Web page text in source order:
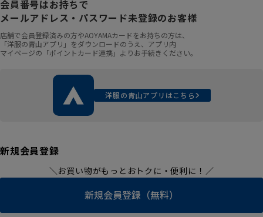
会員番号はお持ちで
メールアドレス・パスワード未登録のお客様
店舗で会員登録済みの方やAOYAMAカードをお持ちの方は、
「洋服の青山アプリ」をダウンロードのうえ、アプリ内
マイページの「ポイントカード連携」よりお手続きください。
洋服の青山アプリはこちら
新規会員登録
＼お買い物がもっとおトクに・便利に！／
新規会員登録（無料）